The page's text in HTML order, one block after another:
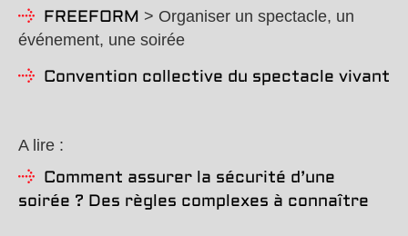
FREEFORM > Organiser un spectacle, un
événement, une soirée
Convention collective du spectacle vivant
A lire :
Comment assurer la sécurité d’une
soirée ? Des règles complexes à connaître